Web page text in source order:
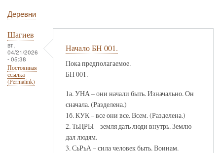
Деревни
Шагиев
вт,
04/21/2026
- 05:38
Постоянная
ссылка
(Permalink)
Начало БН 001.
Пока предполагаемое.
БН 001.
1а. УНА – они начали быть. Изначально. Он
сначала. (Разделена.)
1б. КУК – все они все. Всем. (Разделена.)
2. ТьҢРЫ – земля дать люди внутрь. Землю
дал людям.
3. СьРьА – сила человек быть. Воинам.